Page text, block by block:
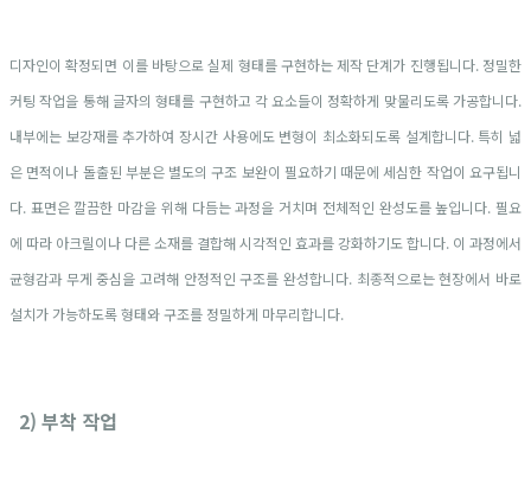
디자인이 확정되면 이를 바탕으로 실제 형태를 구현하는 제작 단계가 진행됩니다. 정밀한
커팅 작업을 통해 글자의 형태를 구현하고 각 요소들이 정확하게 맞물리도록 가공합니다.
내부에는 보강재를 추가하여 장시간 사용에도 변형이 최소화되도록 설계합니다. 특히 넓
은 면적이나 돌출된 부분은 별도의 구조 보완이 필요하기 때문에 세심한 작업이 요구됩니
다. 표면은 깔끔한 마감을 위해 다듬는 과정을 거치며 전체적인 완성도를 높입니다. 필요
에 따라 아크릴이나 다른 소재를 결합해 시각적인 효과를 강화하기도 합니다. 이 과정에서
균형감과 무게 중심을 고려해 안정적인 구조를 완성합니다. 최종적으로는 현장에서 바로
설치가 가능하도록 형태와 구조를 정밀하게 마무리합니다.
2) 부착 작업